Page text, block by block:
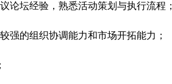
论坛经验，熟悉活动策划与执行流程；
强的组织协调能力和市场开拓能力；